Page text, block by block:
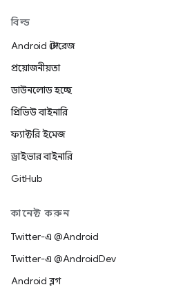
বিল্ড
Android স্টোরেজ
প্রয়োজনীয়তা
ডাউনলোড হচ্ছে
প্রিভিউ বাইনারি
ফ্যাক্টরি ইমেজ
ড্রাইভার বাইনারি
GitHub
কানেক্ট করুন
Twitter-এ @Android
Twitter-এ @AndroidDev
Android ব্লগ